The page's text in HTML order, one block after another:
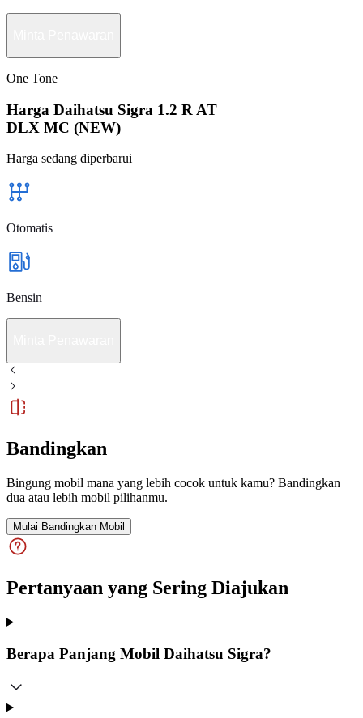
One Tone
Harga Daihatsu Sigra 1.2 R AT
DLX MC (NEW)
Harga sedang diperbarui
Otomatis
Bensin
Bandingkan
Bingung mobil mana yang lebih cocok untuk kamu? Bandingkan
dua atau lebih mobil pilihanmu.
Mulai Bandingkan Mobil
Pertanyaan yang Sering Diajukan
Berapa Panjang Mobil Daihatsu Sigra?